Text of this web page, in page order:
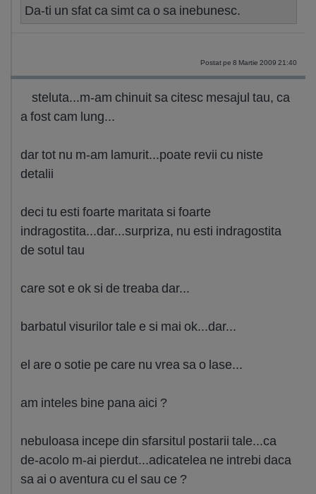
Da-ti un sfat ca simt ca o sa inebunesc.
Postat pe 8 Martie 2009 21:40
steluta...m-am chinuit sa citesc mesajul tau, ca
a fost cam lung...
dar tot nu m-am lamurit...poate revii cu niste
detalii
deci tu esti foarte maritata si foarte
indragostita...dar...surpriza, nu esti indragostita
de sotul tau
care sot e ok si de treaba dar...
barbatul visurilor tale e si mai ok...dar...
el are o sotie pe care nu vrea sa o lase...
am inteles bine pana aici ?
nebuloasa incepe din sfarsitul postarii tale...ca
de-acolo m-ai pierdut...adicatelea ne intrebi daca
sa ai o aventura cu el sau ce ?